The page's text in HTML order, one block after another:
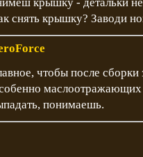
снять крышку? Заводи
чтобы после
понимаешь.